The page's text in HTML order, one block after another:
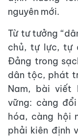
nguyên mới.
Từ tư tưởng
chủ, tự lực, tự
Đảng trong
dân tộc, phát
Nam, bài viết
vững: càng
hóa, càng hội
phải kiên định